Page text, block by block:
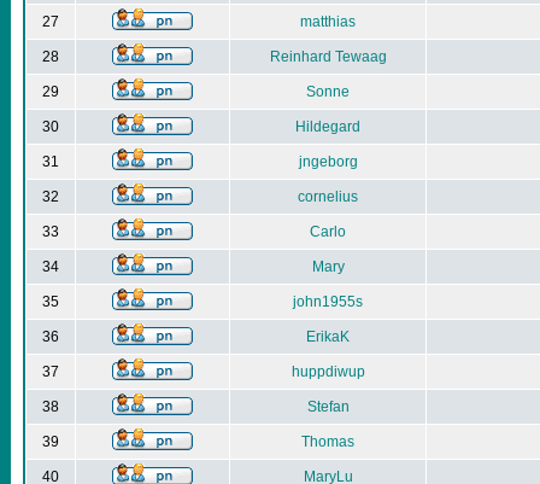
27 matthias
28 Reinhard Tewaag
29 Sonne
30 Hildegard
31 jngeborg
32 cornelius
33 Carlo
34 Mary
35 john1955s
36 ErikaK
37 huppdiwup
38 Stefan
39 Thomas
40 MaryLu